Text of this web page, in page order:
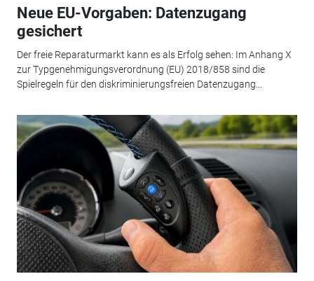
Neue EU-Vorgaben: Datenzugang
gesichert
Der freie Reparaturmarkt kann es als Erfolg sehen: Im Anhang X
zur Typgenehmigungsverordnung (EU) 2018/858 sind die
Spielregeln für den diskriminierungsfreien Datenzugang...